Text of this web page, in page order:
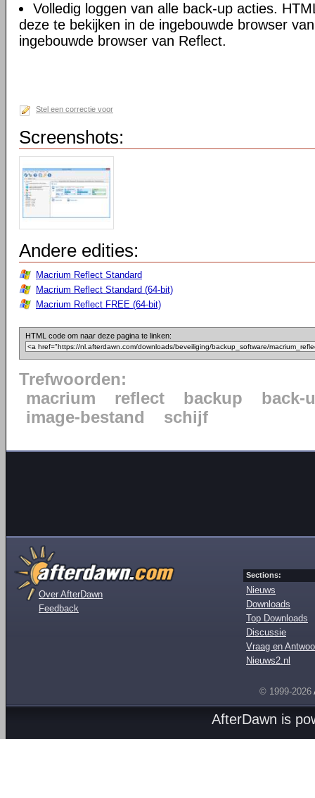
Volledig loggen van alle back-up acties.
deze te bekijken in de ingebouwde browser
ingebouwde browser van Reflect.
Stel een correctie voor
Screenshots:
Andere edities:
Macrium Reflect Standard
Macrium Reflect Standard (64-bit)
Macrium Reflect FREE (64-bit)
HTML code om naar deze pagina te linken:
Trefwoorden:
macrium
reflect backup
back-
image-bestand
schijf
Over AfterDawn
Feedback
Sections:
Nieuws
Downloads
Top Downloads
Discussie
Vraag en
Nieuws2.nl
© 1999-2026
AfterDawn is